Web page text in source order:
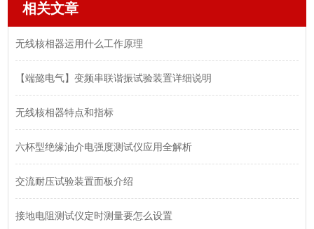
相关文章
无线核相器运用什么工作原理
【端懿电气】变频串联谐振试验装置详细说明
无线核相器特点和指标
六杯型绝缘油介电强度测试仪应用全解析
交流耐压试验装置面板介绍
接地电阻测试仪定时测量要怎么设置